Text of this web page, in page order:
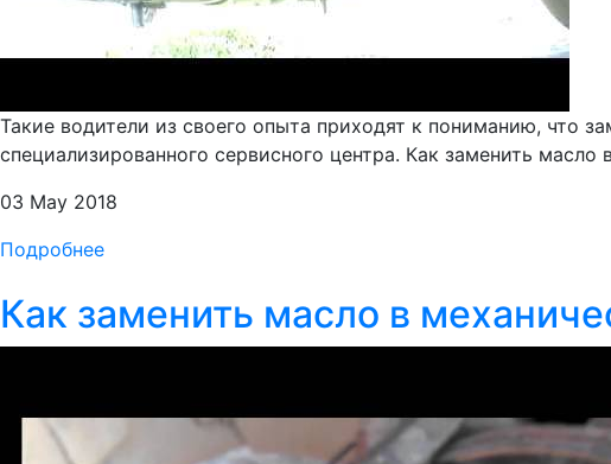
Такие водители из своего опыта приходят к пониманию, что
специализированного сервисного центра. Как заменить
03 May 2018
Подробнее
Как заменить масло в